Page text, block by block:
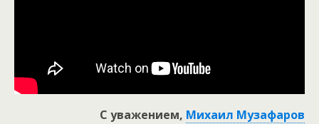
С уважением, Михаил Музафаров